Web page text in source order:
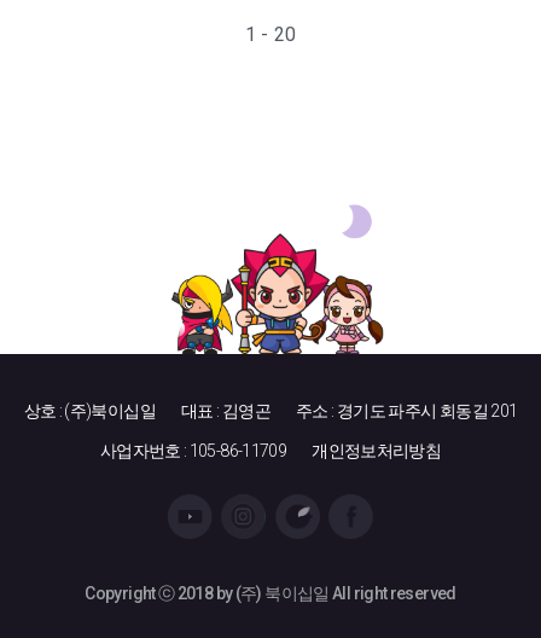
1 - 20
상호 : (주)북이십일 대표 : 김영곤 주소 : 경기도 파주시 회동길 201
사업자번호 : 105-86-11709 개인정보처리방침
Copyright ⓒ 2018 by (주) 북이십일 All right reserved